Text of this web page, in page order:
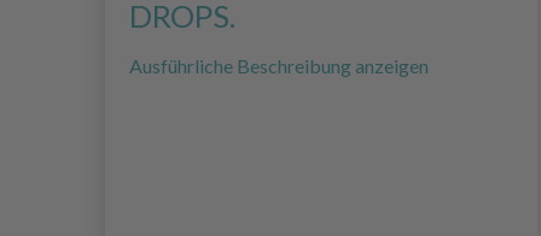
DROPS.
Ausführliche Beschreibung anzeigen